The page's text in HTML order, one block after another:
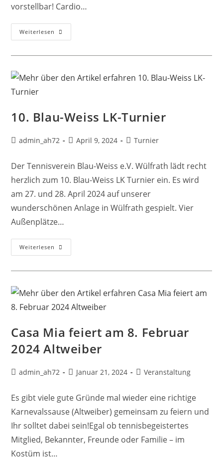
vorstellbar! Cardio…
Weiterlesen
10. Blau-Weiss LK-Turnier
admin_ah72 April 9, 2024 Turnier
Der Tennisverein Blau-Weiss e.V. Wülfrath lädt recht
herzlich zum 10. Blau-Weiss LK Turnier ein. Es wird
am 27. und 28. April 2024 auf unserer
wunderschönen Anlage in Wülfrath gespielt. Vier
Außenplätze…
Weiterlesen
Casa Mia feiert am 8. Februar
2024 Altweiber
admin_ah72 Januar 21, 2024 Veranstaltung
Es gibt viele gute Gründe mal wieder eine richtige
Karnevalssause (Altweiber) gemeinsam zu feiern und
Ihr solltet dabei sein!Egal ob tennisbegeistertes
Mitglied, Bekannter, Freunde oder Familie – im
Kostüm ist…